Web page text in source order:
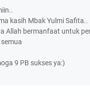
kasih Mbak Yulmi Safita..
Allah bermanfaat untuk
9 PB sukses ya:)